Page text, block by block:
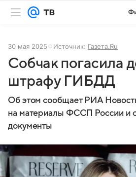
30 мая 2025 Источник: Газета.Ru
Собчак погасила
штрафу ГИБДД
Об этом сообщает РИА
на материалы ФССП России и
документы